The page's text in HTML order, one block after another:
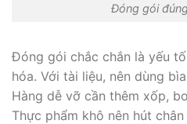
Đóng gói
Đóng gói chắc chắn là yếu
hóa. Với tài liệu, nên dùng
Hàng dễ vỡ cần thêm xốp,
Thực phẩm khô nên hút